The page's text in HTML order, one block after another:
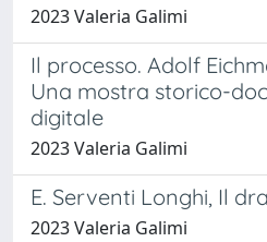
2023 Valeria Galimi
Il processo. Adolf
Una mostra storico-
digitale
2023 Valeria Galimi
E. Serventi Longhi, Il
2023 Valeria Galimi